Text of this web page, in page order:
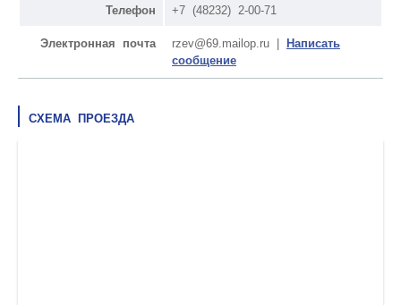
Телефон +7 (48232) 2-00-71
Электронная почта rzev@69.mailop.ru |
Написать
сообщение
СХЕМА ПРОЕЗДА